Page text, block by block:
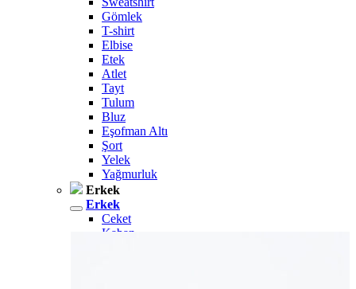
Gömlek
T-shirt
Elbise
Etek
Atlet
Tayt
Tulum
Bluz
Eşofman Altı
Şort
Yelek
Yağmurluk
Erkek
Erkek
Ceket
Kaban